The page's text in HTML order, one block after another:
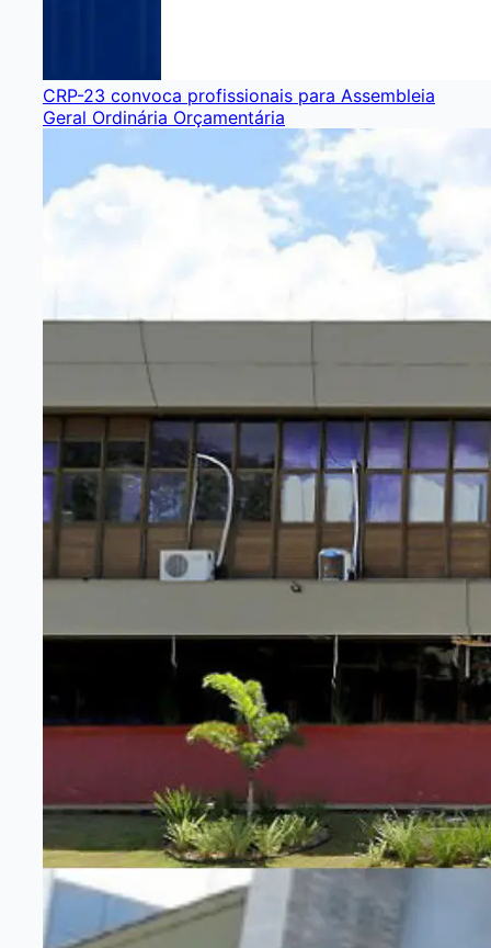
CRP-23 convoca profissionais para Assembleia
Geral Ordinária Orçamentária